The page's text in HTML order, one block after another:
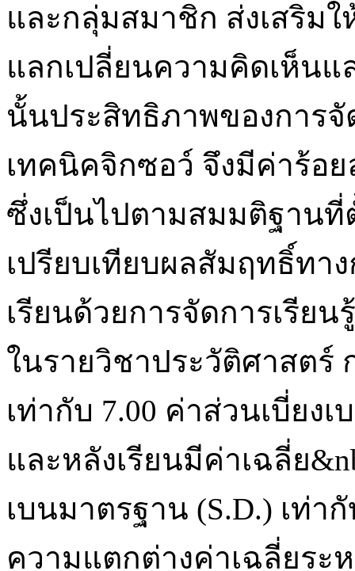
และกลุ่มสมาชิก ส่งเสริม
แลกเปลี่ยนความคิดเห็นแ
นั้นประสิทธิภาพของการจั
เทคนิคจิกซอว์ จึงมีค่าร้อย
ซึ่งเป็นไปตามสมมติฐานที่
เปรียบเทียบผลสัมฤทธิ์ทา
เรียนด้วยการจัดการเรีย
ในรายวิชาประวัติศาสตร์
เท่ากับ 7.00 ค่าส่วนเบี่ยง
และหลังเรียนมีค่าเฉลี่ย
เบนมาตรฐาน (S.D.) เท่า
ความแตกต่างค่าเฉลี่ยระ